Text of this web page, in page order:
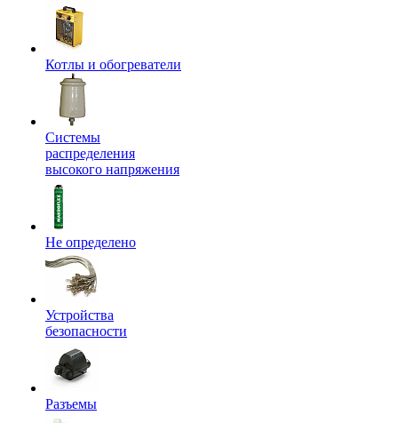
Котлы и обогреватели
Системы
распределения
высокого напряжения
Не определено
Устройства
безопасности
Разъемы